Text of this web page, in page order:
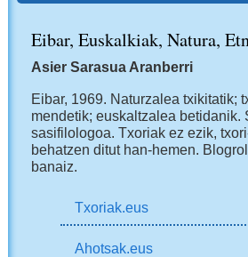
Eibar, Euskalkiak, Natura,
Asier Sarasua Aranberri
Eibar, 1969. Naturzalea txikitatik;
mendetik; euskaltzalea betidanik.
sasifilologoa. Txoriak ez ezik,
behatzen ditut han-hemen.
banaiz.
Txoriak.eus
Ahotsak.eus